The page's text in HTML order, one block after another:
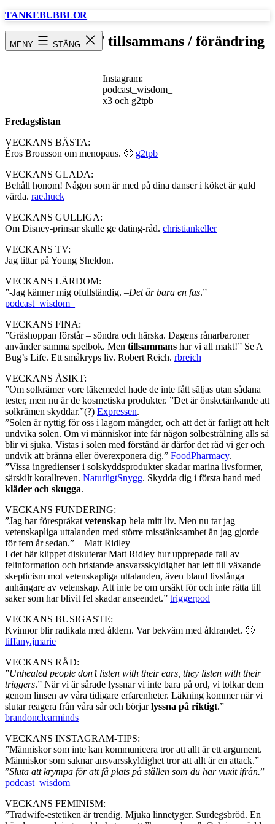
Hoppa
TANKEBUBBLOR
MENY STÄNG
Fredagslistan / tillsammans / förändring
Instagram:
podcast_wisdom_
x3 och g2tpb
Fredagslistan
VECKANS BÄSTA:
Éros Brousson om menopaus. 🙂 g2tpb
VECKANS GLADA:
Behåll honom! Någon som är med på dina danser i köket är guld
värda. rae.huck
VECKANS GULLIGA:
Om Disney-prinsar skulle ge dating-råd. christiankeller
VECKANS TV:
Jag tittar på Young Sheldon.
VECKANS LÄRDOM:
”-Jag känner mig ofullständig. –Det är bara en fas.”
podcast_wisdom_
VECKANS FINA:
”Gräshoppan förstår – söndra och härska. Dagens rånarbaroner
använder samma spelbok. Men tillsammans har vi all makt!” Se A
Bug’s Life. Ett småkryps liv. Robert Reich. rbreich
VECKANS ÅSIKT:
”Om solkrämer vore läkemedel hade de inte fått säljas utan sådana
tester, men nu är de kosmetiska produkter. ”Det är önsketänkande att
solkrämen skyddar.”(?) Expressen.
”Solen är nyttig för oss i lagom mängder, och att det är farligt att helt
undvika solen. Om vi människor inte får någon solbestrålning alls så
blir vi sjuka. Vistas i solen med förstånd är därför det råd vi ger och
undvik att bränna eller överexponera dig.” FoodPharmacy.
”Vissa ingredienser i solskyddsprodukter skadar marina livsformer,
särskilt korallreven. NaturligtSnygg. Skydda dig i första hand med
kläder och skugga.
VECKANS FUNDERING:
”Jag har förespråkat vetenskap hela mitt liv. Men nu tar jag
vetenskapliga uttalanden med större misstänksamhet än jag gjorde
för fem år sedan.” – Matt Ridley
I det här klippet diskuterar Matt Ridley hur upprepade fall av
felinformation och bristande ansvarsskyldighet har lett till växande
skepticism mot vetenskapliga uttalanden, även bland livslånga
anhängare av vetenskap. Att inte be om ursäkt för och inte rätta till
saker som har blivit fel skadar anseendet.” triggerpod
VECKANS BUSIGASTE:
Kvinnor blir radikala med åldern. Var bekväm med åldrandet. 🙂
tiffany.jmarie
VECKANS RÅD:
”Unhealed people don’t listen with their ears, they listen with their
triggers.” När vi är sårade lyssnar vi inte bara på ord, vi tolkar dem
genom linsen av våra tidigare erfarenheter. Läkning kommer när vi
slutar reagera från våra sår och börjarlyssna på riktigt.”
brandonclearminds
VECKANS INSTAGRAM-TIPS:
”Människor som inte kan kommunicera tror att allt är ett argument.
Människor som saknar ansvarsskyldighet tror att allt är en attack.”
”Sluta att krympa för att få plats på ställen som du har vuxit ifrån.”
podcast_wisdom_
VECKANS FEMINISM:
”Tradwife-estetiken är trendig. Mjuka linnetyger. Surdegsbröd. En